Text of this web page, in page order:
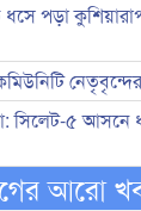
ধসে পড়া
৫ আসনে
আরো